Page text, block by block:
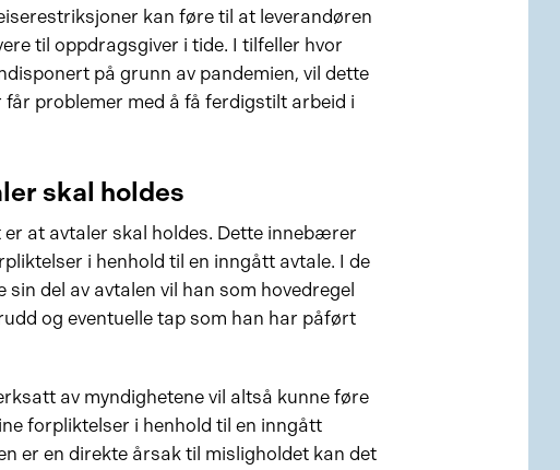
kan føre til at leverandøren
til oppdragsgiver i tide. I tilfeller hvor
på grunn av pandemien, vil dette
problemer med å få ferdigstilt arbeid i
skal holdes
at avtaler skal holdes. Dette innebærer
i henhold til en inngått avtale. I de
del av avtalen vil han som hovedregel
og eventuelle tap som han har påført
av myndighetene vil altså kunne føre
forpliktelser i henhold til en inngått
er en direkte årsak til misligholdet kan det